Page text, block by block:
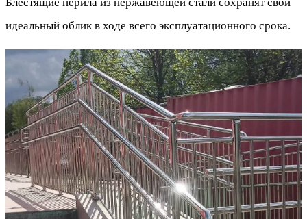
идеальный облик в ходе всего эксплуатационного срока.